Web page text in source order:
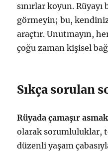
sınırlar koyun.
görmeyin; bu,
araçtır. Unutmayın,
çoğu zaman kişisel
Sıkça sorulan
Rüyada çamaşır
olarak sorumluluklar,
düzenli yaşam